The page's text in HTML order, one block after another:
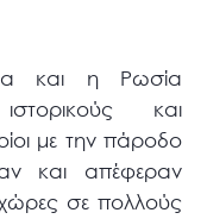
και η Ρωσία
και
με την πάροδο
και απέφεραν
σε πολλούς